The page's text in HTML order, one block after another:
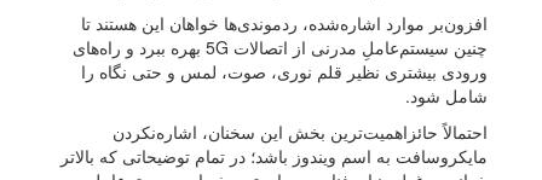
افزون‌بر موارد اشاره‌شده، ردموندی‌ها خواهان این هستند تا
چنین سیستم‌عاملِ مدرنی از اتصالات 5G بهره ببرد و راه‌های
ورودی بیشتری نظیر قلم نوری، صوت، لمس و حتی نگاه را
شامل شود.
احتمالاً حائزاهمیت‌ترین بخش این سخنان، اشاره‌نکردن
مایکروسافت به اسم ویندوز باشد؛ در تمام توضیحاتی که بالاتر